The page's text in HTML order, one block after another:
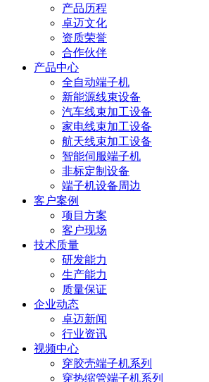
产品历程
卓迈文化
资质荣誉
合作伙伴
产品中心
全自动端子机
新能源线束设备
汽车线束加工设备
家电线束加工设备
航天线束加工设备
智能伺服端子机
非标定制设备
端子机设备周边
客户案例
项目方案
客户现场
技术质量
研发能力
生产能力
质量保证
企业动态
卓迈新闻
行业资讯
视频中心
穿胶壳端子机系列
穿热缩管端子机系列